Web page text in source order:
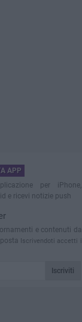
APP
per iPhone,
e ricevi notizie push
e contenuti da
Iscrivendoti accetti i
Iscriviti